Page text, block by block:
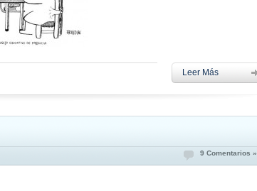
Leer Más
9 Comentarios »